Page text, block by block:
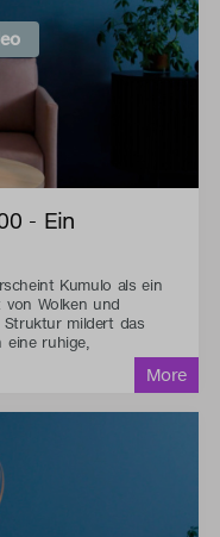
- Ein
Kumulo als ein
von Wolken und
Struktur mildert das
eine ruhige,